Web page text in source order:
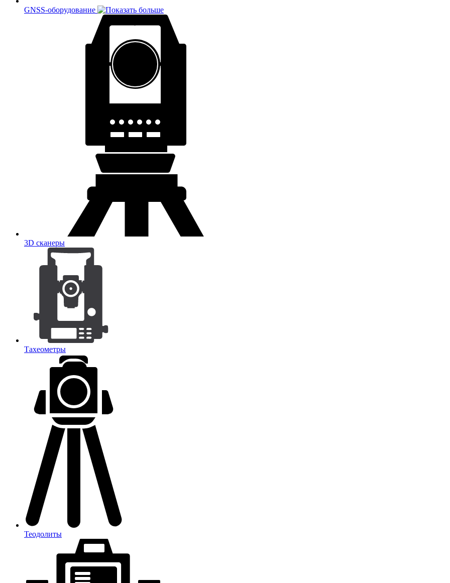
GNSS-оборудование
3D сканеры
Тахеометры
Теодолиты